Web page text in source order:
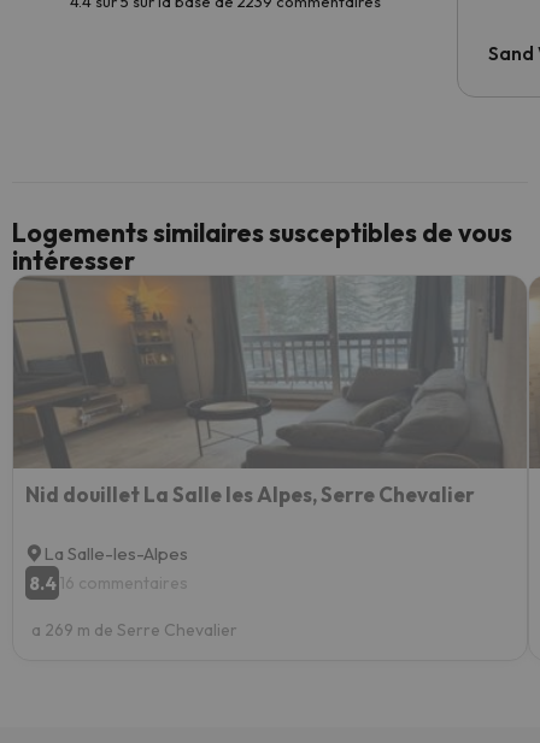
Sand
Logements similaires susceptibles de vous
intéresser
Nid douillet La Salle les Alpes, Serre Chevalier
La Salle-les-Alpes
8.416 commentaires
a 269 m de Serre Chevalier